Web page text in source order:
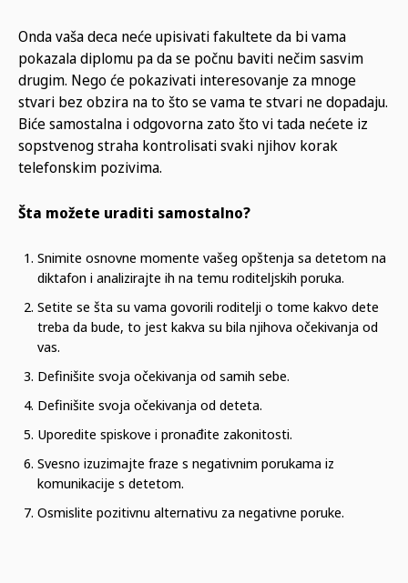
Onda vaša deca neće upisivati fakultete da bi vama
pokazala diplomu pa da se počnu baviti nečim sasvim
drugim. Nego će pokazivati interesovanje za mnoge
stvari bez obzira na to što se vama te stvari ne dopadaju.
Biće samostalna i odgovorna zato što vi tada nećete iz
sopstvenog straha kontrolisati svaki njihov korak
telefonskim pozivima.
Šta možete uraditi samostalno?
Snimite osnovne momente vašeg opštenja sa detetom na
diktafon i analizirajte ih na temu roditeljskih poruka.
Setite se šta su vama govorili roditelji o tome kakvo dete
treba da bude, to jest kakva su bila njihova očekivanja od
vas.
Definišite svoja očekivanja od samih sebe.
Definišite svoja očekivanja od deteta.
Uporedite spiskove i pronađite zakonitosti.
Svesno izuzimajte fraze s negativnim porukama iz
komunikacije s detetom.
Osmislite pozitivnu alternativu za negativne poruke.